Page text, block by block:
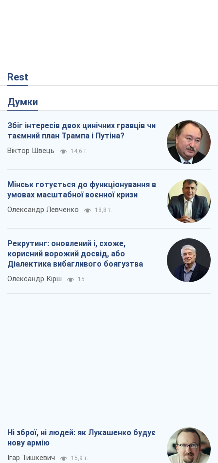
Rest
Думки
Збіг інтересів двох цинічних гравців чи
таємний план Трампа і Путіна?
Віктор Швець 14,6 т.
Мінськ готується до функціонування в
умовах масштабної воєнної кризи
Олександр Левченко 18,8 т.
Рекрутинг: оновлений і, схоже,
корисний ворожий досвід, або
Діалектика вибагливого боягузтва
Олександр Кірш 15
Ні зброї, ні людей: як Лукашенко будує
нову армію
Ігар Тишкевич 15,9 т.